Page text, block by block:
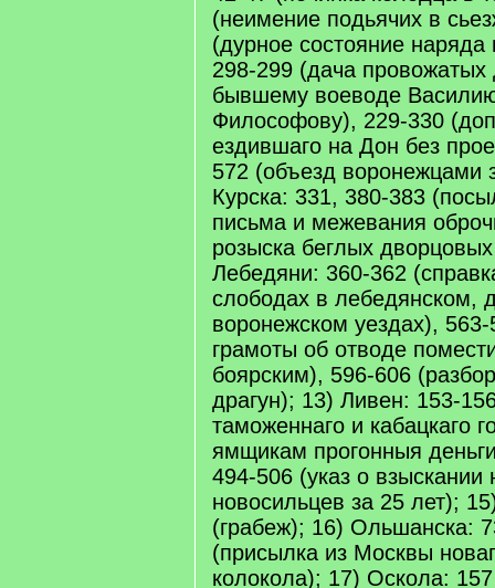
(неимение подьячих в
(дурное состояние наряда
298-299 (дача
бывшему воеводе
Философову), 229-330
ездившаго на Дон без
572 (объезд воронежцами
Курска: 331, 380-383
письма и межевания
розыска беглых
Лебедяни: 360-362
слободах в лебедянском,
воронежском уездах), 563-
грамоты об отводе
боярским), 596-606
драгун); 13) Ливен: 153-
таможеннаго и кабацкаго
ямщикам прогонныя
494-506 (указ о взыскании
новосильцев за 25 лет);
(грабеж); 16) Ольшанска:
(присылка из Москвы
колокола); 17) Оскола: